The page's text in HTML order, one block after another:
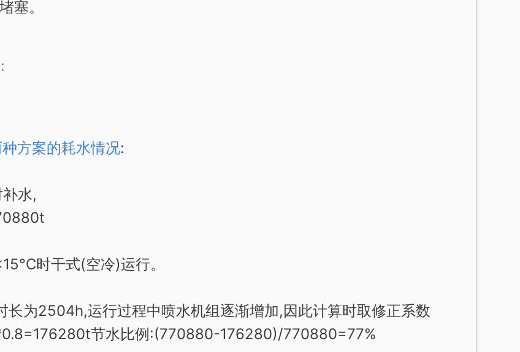
。
方案的耗水情况:
水,
时干式(空冷)运行。
长为2504h,运行过程中喷水机组逐渐增加,因此计算时取修正系数
节水比例:(770880-176280)/770880=77%